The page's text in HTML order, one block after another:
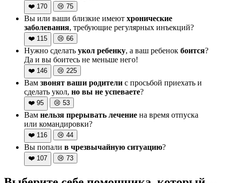
❤️ 170 😢 75
Вы или ваши близкие имеют хронические
заболевания, требующие регулярных инъекций?
❤️ 115 😢 66
Нужно сделать укол ребенку, а ваш ребенок боится?
Да и вы боитесь не меньше него!
❤️ 146 😢 225
Вам звонят ваши родители с просьбой приехать и
сделать укол, но вы не успеваете?
❤️ 95 😢 53
Вам нельзя прерывать лечение на время отпуска
или командировки?
❤️ 116 😢 44
Вы попали в чрезвычайную ситуацию?
❤️ 107 😢 73